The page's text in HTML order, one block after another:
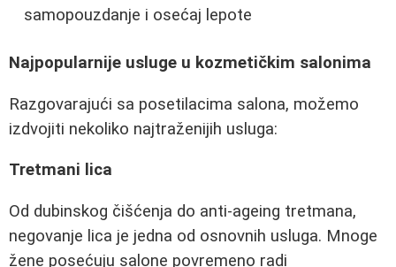
samopouzdanje i osećaj lepote
Najpopularnije usluge u kozmetičkim salonima
Razgovarajući sa posetilacima salona, možemo
izdvojiti nekoliko najtraženijih usluga:
Tretmani lica
Od dubinskog čišćenja do anti-ageing tretmana,
negovanje lica je jedna od osnovnih usluga. Mnoge
žene posećuju salone povremeno radi